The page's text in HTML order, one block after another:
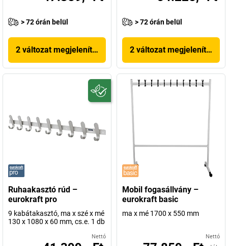
> 72 órán belül
2 változat megjelenítése
> 72 órán belül
2 változat megjelenítése
Ruhaakasztó rúd –
eurokraft pro
9 kabátakasztó, ma x szé x mé
130 x 1080 x 60 mm, cs.e. 1 db
Nettó
Mobil fogasállvány –
eurokraft basic
ma x mé 1700 x 550 mm
Nettó